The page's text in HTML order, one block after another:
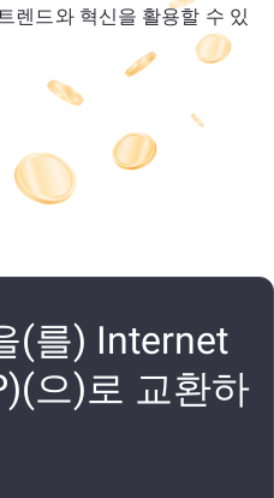
렌드와 혁신을 활용할 수 있
(를) Internet
으)로 교환하